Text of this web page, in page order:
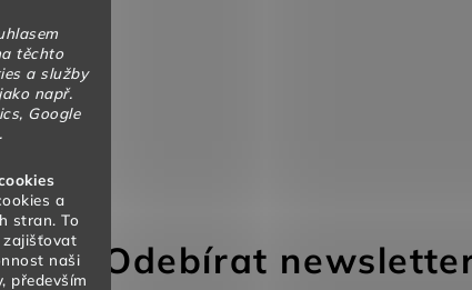
těchto
a služby
např.
Google
a
stran. To
zajišťovat
naši
především
Odebírat